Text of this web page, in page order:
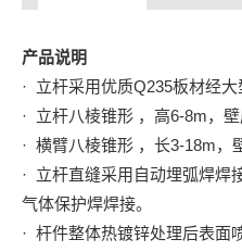
产品说明
· 立杆采用优质Q235板材经大
· 立杆八棱锥形 ，高6-8m，壁
· 横臂八棱锥形 ，长3-18m，
· 立杆直缝采用自动埋弧焊焊
气体保护焊焊接。
· 杆件整体热镀锌处理后表面